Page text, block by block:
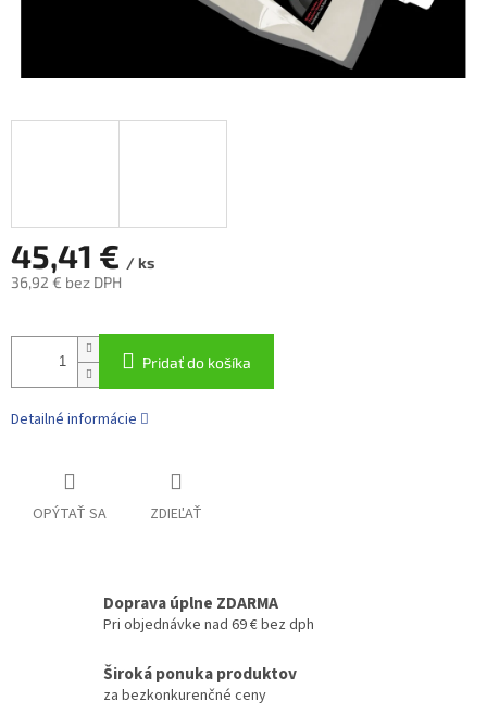
45,41 € / ks
36,92 € bez DPH
cena:
Pridať do košíka
Detailné informácie
OPÝTAŤ SA ZDIEĽAŤ
Doprava úplne ZDARMA
Pri objednávke nad 69 € bez dph
Široká ponuka produktov
za bezkonkurenčné ceny